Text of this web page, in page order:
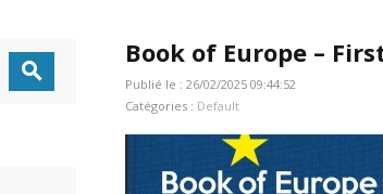

Book of Europe –
Publié le : 26/02/2025 09:44:52
Catégories : Default